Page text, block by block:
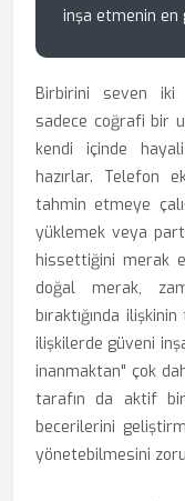
inşa etmenin en
Birbirini seven iki
sadece coğrafi bir
kendi içinde
hazırlar. Telefon
tahmin etmeye
yüklemek veya
hissettiğini merak
doğal merak,
bıraktığında
ilişkilerde güveni
inanmaktan" çok
tarafın da aktif
becerilerini
yönetebilmesini